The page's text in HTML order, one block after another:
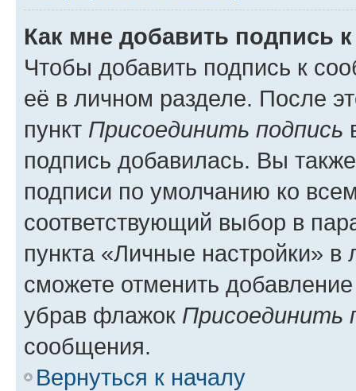
Как мне добавить подпись
Чтобы добавить подпись к
её в личном разделе. После
пункт Присоединить подпись
подпись добавилась. Вы
подписи по умолчанию ко
соответствующий выбор в
пункта «Личные настройки»
сможете отменить
убрав флажок Присоединить
сообщения.
Вернуться к началу